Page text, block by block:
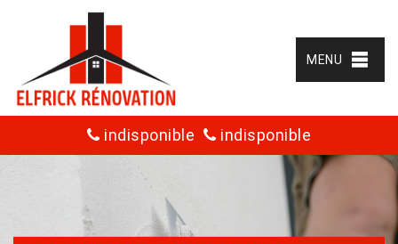
MENU
indisponible indisponible